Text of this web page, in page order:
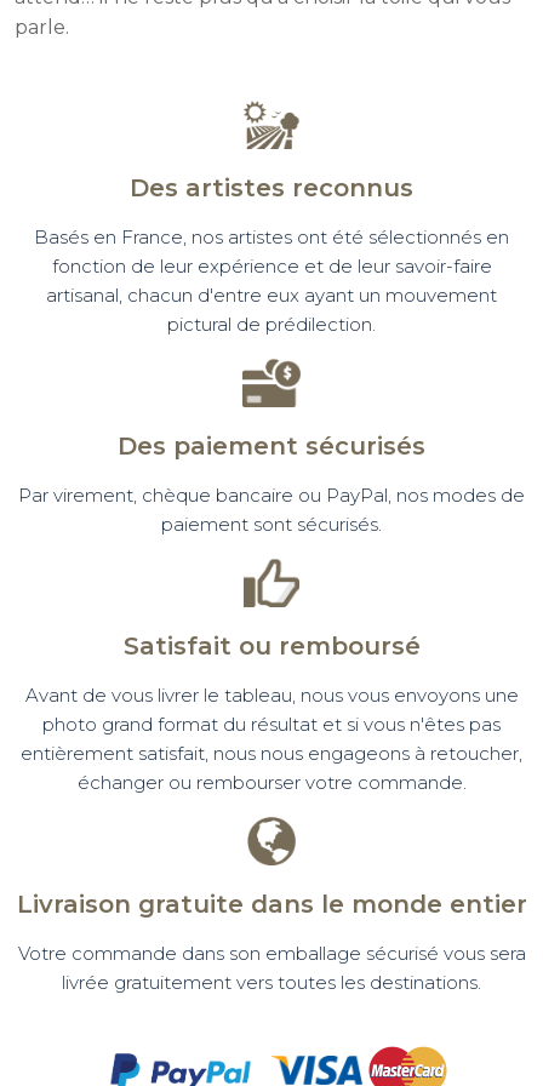
parle.
Des artistes reconnus
Basés en France, nos artistes ont été sélectionnés en
fonction de leur expérience et de leur savoir-faire
artisanal, chacun d'entre eux ayant un mouvement
pictural de prédilection.
Des paiement sécurisés
Par virement, chèque bancaire ou PayPal, nos modes de
paiement sont sécurisés.
Satisfait ou remboursé
Avant de vous livrer le tableau, nous vous envoyons une
photo grand format du résultat et si vous n'êtes pas
entièrement satisfait, nous nous engageons à retoucher,
échanger ou rembourser votre commande.
Livraison gratuite dans le monde entier
Votre commande dans son emballage sécurisé vous sera
livrée gratuitement vers toutes les destinations.